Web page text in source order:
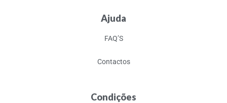
Ajuda
FAQ’S
Contactos
Condições